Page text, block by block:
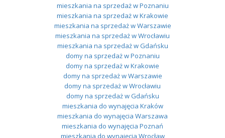
mieszkania na sprzedaż w Poznaniu
mieszkania na sprzedaż w Krakowie
mieszkania na sprzedaż w Warszawie
mieszkania na sprzedaż w Wrocławiu
mieszkania na sprzedaż w Gdańsku
domy na sprzedaż w Poznaniu
domy na sprzedaż w Krakowie
domy na sprzedaż w Warszawie
domy na sprzedaż w Wrocławiu
domy na sprzedaż w Gdańsku
mieszkania do wynajęcia Kraków
mieszkania do wynajęcia Warszawa
mieszkania do wynajęcia Poznań
mieszkania do wynajęcia Wrocław